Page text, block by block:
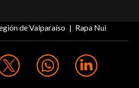
de Valparaíso Rapa Nui